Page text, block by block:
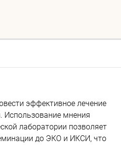
эффективное лечение
Использование мнения
лаборатории позволяет
до ЭКО и ИКСИ, что